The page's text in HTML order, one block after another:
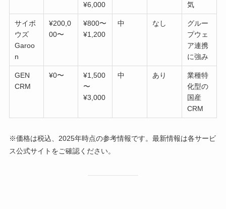
¥6,000
気
サイボ
ウズ
Garoo
n
¥200,0
00〜
¥800〜
¥1,200
中 なし
グルー
プウェ
ア連携
に強み
GEN
CRM
¥0〜
¥1,500
〜
¥3,000
中 あり
業種特
化型の
国産
CRM
※価格は税込、2025年時点の参考情報です。最新情報は各サービ
ス公式サイトをご確認ください。